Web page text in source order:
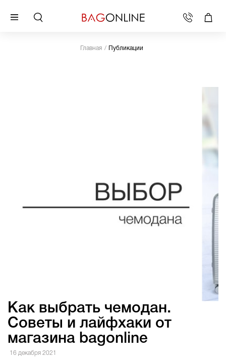
Главная Публикации
Как выбрать чемодан.
Советы и лайфхаки от
магазина bagonline
16 декабря 2021